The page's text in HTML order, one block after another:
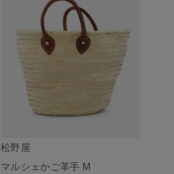
松野屋
マルシェかご革手 M